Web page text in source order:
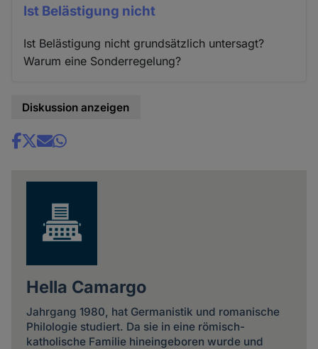
Ist Belästigung nicht
Ist Belästigung nicht grundsätzlich untersagt?
Warum eine Sonderregelung?
Diskussion anzeigen
Share
Hella Camargo
Jahrgang 1980, hat Germanistik und romanische
Philologie studiert. Da sie in eine römisch-
katholische Familie hineingeboren wurde und